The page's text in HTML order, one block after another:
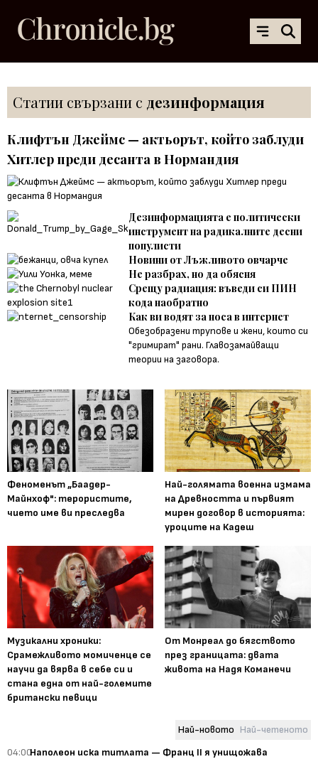
Статии свързани с дезинформация
Клифтън Джеймс — актьорът, който заблуди
Хитлер преди десанта в Нормандия
Дезинформацията е политически
инструмент на радикалните десни
популисти
Новини от Лъжливото овчарче
Не разбрах, но да обясня
Срещу радиация: въведи си ПИН
кода наобратно
Как ви водят за носа в интернет
Обезобразени трупове и жени, които си
"гримират" рани. Главозамайващи
теории на заговора.
Феноменът „Баадер-
Майнхоф": терористите,
чието име ви преследва
Най-голямата военна измама
на Древността и първият
мирен договор в историята:
уроците на Кадеш
Музикални хроники:
Срамежливото момиченце се
научи да вярва в себе си и
стана една от най-големите
британски певици
От Монреал до бягството
през границата: двата
живота на Надя Команечи
Най-новото Най-четеното
04:00Наполеон иска титлата — Франц II я унищожава